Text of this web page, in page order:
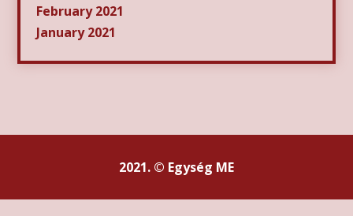
February 2021
January 2021
2021. © Egység ME